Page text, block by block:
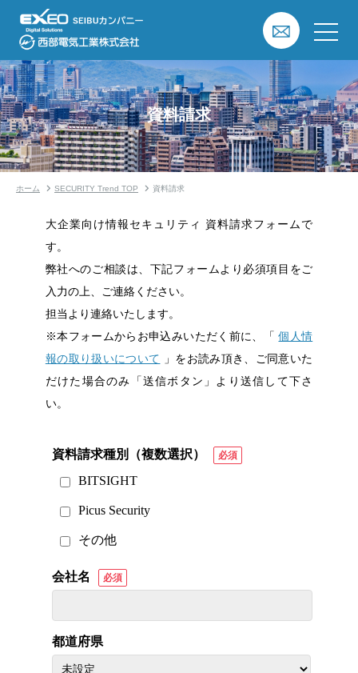
資料請求
ホーム SECURITY Trend TOP 資料請求
大企業向け情報セキュリティ 資料請求フォームで
す。
弊社へのご相談は、下記フォームより必須項目をご
入力の上、ご連絡ください。
担当より連絡いたします。
※本フォームからお申込みいただく前に、「個人情
報の取り扱いについて 」をお読み頂き、ご同意いた
だけた場合のみ「送信ボタン」より送信して下さ
い。